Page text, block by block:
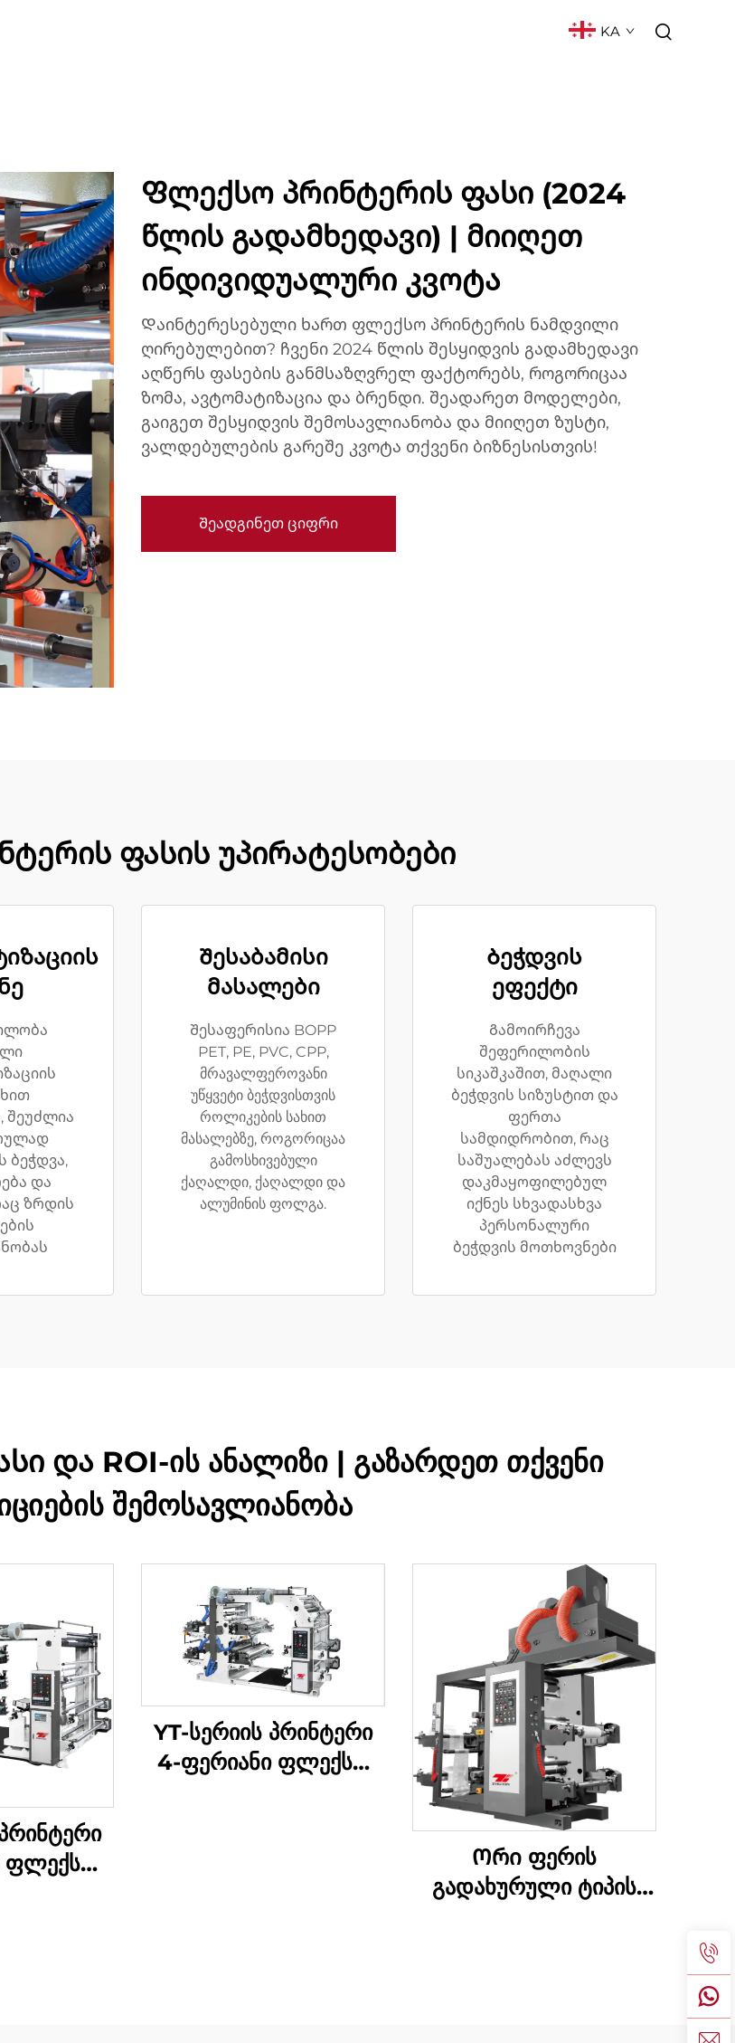
KA
Ფლექსო პრინტერის ფასი (2024
წლის გადამხედავი) | მიიღეთ
ინდივიდუალური კვოტა
Დაინტერესებული ხართ ფლექსო პრინტერის ნამდვილი
ღირებულებით? ჩვენი 2024 წლის შესყიდვის გადამხედავი
აღწერს ფასების განმსაზღვრელ ფაქტორებს, როგორიცაა
ზომა, ავტომატიზაცია და ბრენდი. შეადარეთ მოდელები,
გაიგეთ შესყიდვის შემოსავლიანობა და მიიღეთ ზუსტი,
ვალდებულების გარეშე კვოტა თქვენი ბიზნესისთვის!
Შეადგინეთ ციფრი
ფასის უპირატესობები
შეუძლია
ბეჭდვა,
და
ზრდის
Შესაბამისი
მასალები
Შესაფერისია BOPP
PET, PE, PVC, CPP,
მრავალფეროვანი
უწყვეტი ბეჭდვისთვის
როლიკების სახით
მასალებზე, როგორიცაა
გამოსხივებული
ქაღალდი, ქაღალდი და
ალუმინის ფოლგა.
Ბეჭდვის
ეფექტი
Გამოირჩევა
შეფერილობის
სიკაშკაშით, მაღალი
ბეჭდვის სიზუსტით და
ფერთა
სამდიდრობით, რაც
საშუალებას აძლევს
დაკმაყოფილებულ
იქნეს სხვადასხვა
პერსონალური
ბეჭდვის მოთხოვნები
და ROI-ის ანალიზი | გაზარდეთ თქვენი
შემოსავლიანობა
ფლექსო
YT-სერიის პრინტერი
4-ფერიანი ფლექსო
Ორი ფერის
გადახურული ტიპის